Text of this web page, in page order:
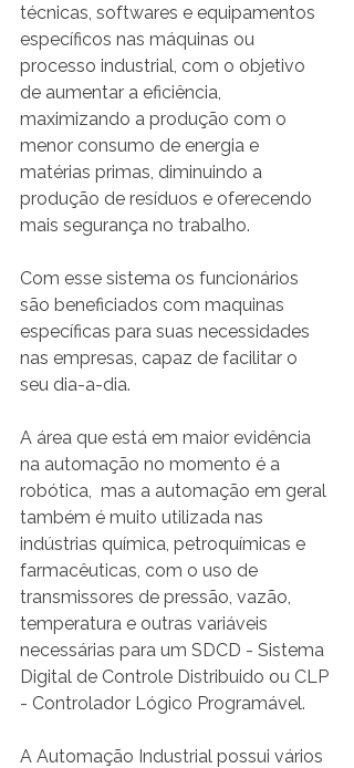
técnicas, softwares e equipamentos
específicos nas máquinas ou
processo industrial, com o objetivo
de aumentar a eficiência,
maximizando a produção com o
menor consumo de energia e
matérias primas, diminuindo a
produção de resíduos e oferecendo
mais segurança no trabalho.
Com esse sistema os funcionários
são beneficiados com maquinas
específicas para suas necessidades
nas empresas, capaz de facilitar o
seu dia-a-dia.
A área que está em maior evidência
na automação no momento é a
robótica,  mas a automação em geral
também é muito utilizada nas
indústrias química, petroquímicas e
farmacêuticas, com o uso de
transmissores de pressão, vazão,
temperatura e outras variáveis
necessárias para um SDCD - Sistema
Digital de Controle Distribuido ou CLP
- Controlador Lógico Programável.
A Automação Industrial possui vários